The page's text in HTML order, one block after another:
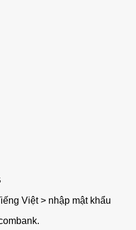
Việt > nhập mật khẩu